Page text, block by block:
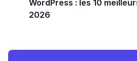
WordPress : les 10
2026